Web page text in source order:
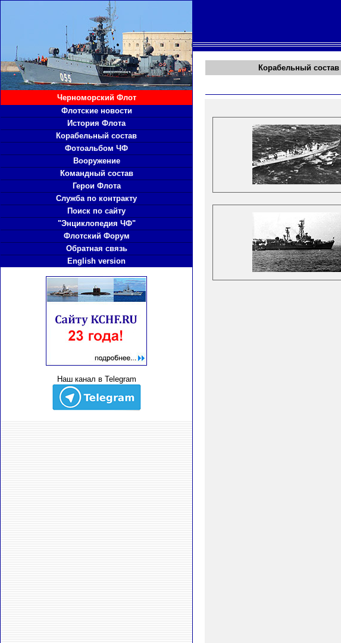
Черноморский Флот
Флотские новости
История Флота
Корабельный состав
Фотоальбом ЧФ
Вооружение
Командный состав
Герои Флота
Служба по контракту
Поиск по сайту
"Энциклопедия ЧФ"
Флотский Форум
Обратная связь
English version
Наш канал в Telegram
Корабельный состав